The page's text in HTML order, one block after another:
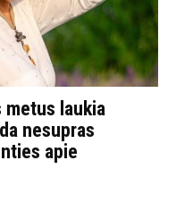
metus laukia
nesupras
apie